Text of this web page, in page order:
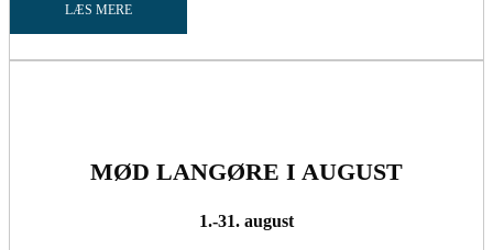
LÆS MERE
MØD LANGØRE I AUGUST
1.-31. august